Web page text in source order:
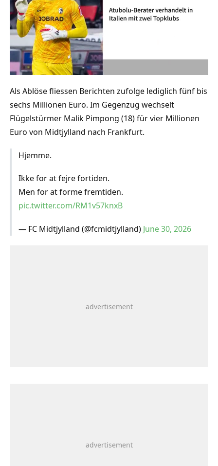
Als Ablöse fliessen Berichten zufolge lediglich fünf bis
sechs Millionen Euro. Im Gegenzug wechselt
Flügelstürmer Malik Pimpong (18) für vier Millionen
Euro von Midtjylland nach Frankfurt.
Hjemme.
Ikke for at fejre fortiden.
Men for at forme fremtiden.
pic.twitter.com/RM1v57knxB
— FC Midtjylland (@fcmidtjylland) June 30, 2026